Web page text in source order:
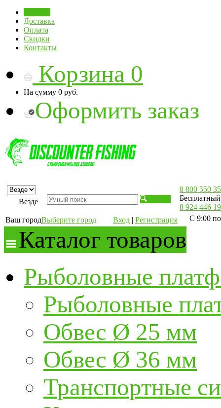
Доставка
Оплата
Скидки
Контакты
Корзина 0
На сумму 0 руб.
Оформить заказ
Везде
Ваш городВыберите город Вход | Регистрация
8 800 550
8 924 446
С 9:00
Каталог товаров
Рыболовные
Рыболовные
Обвес Ø 25 мм
Обвес Ø 36 мм
Транспортные